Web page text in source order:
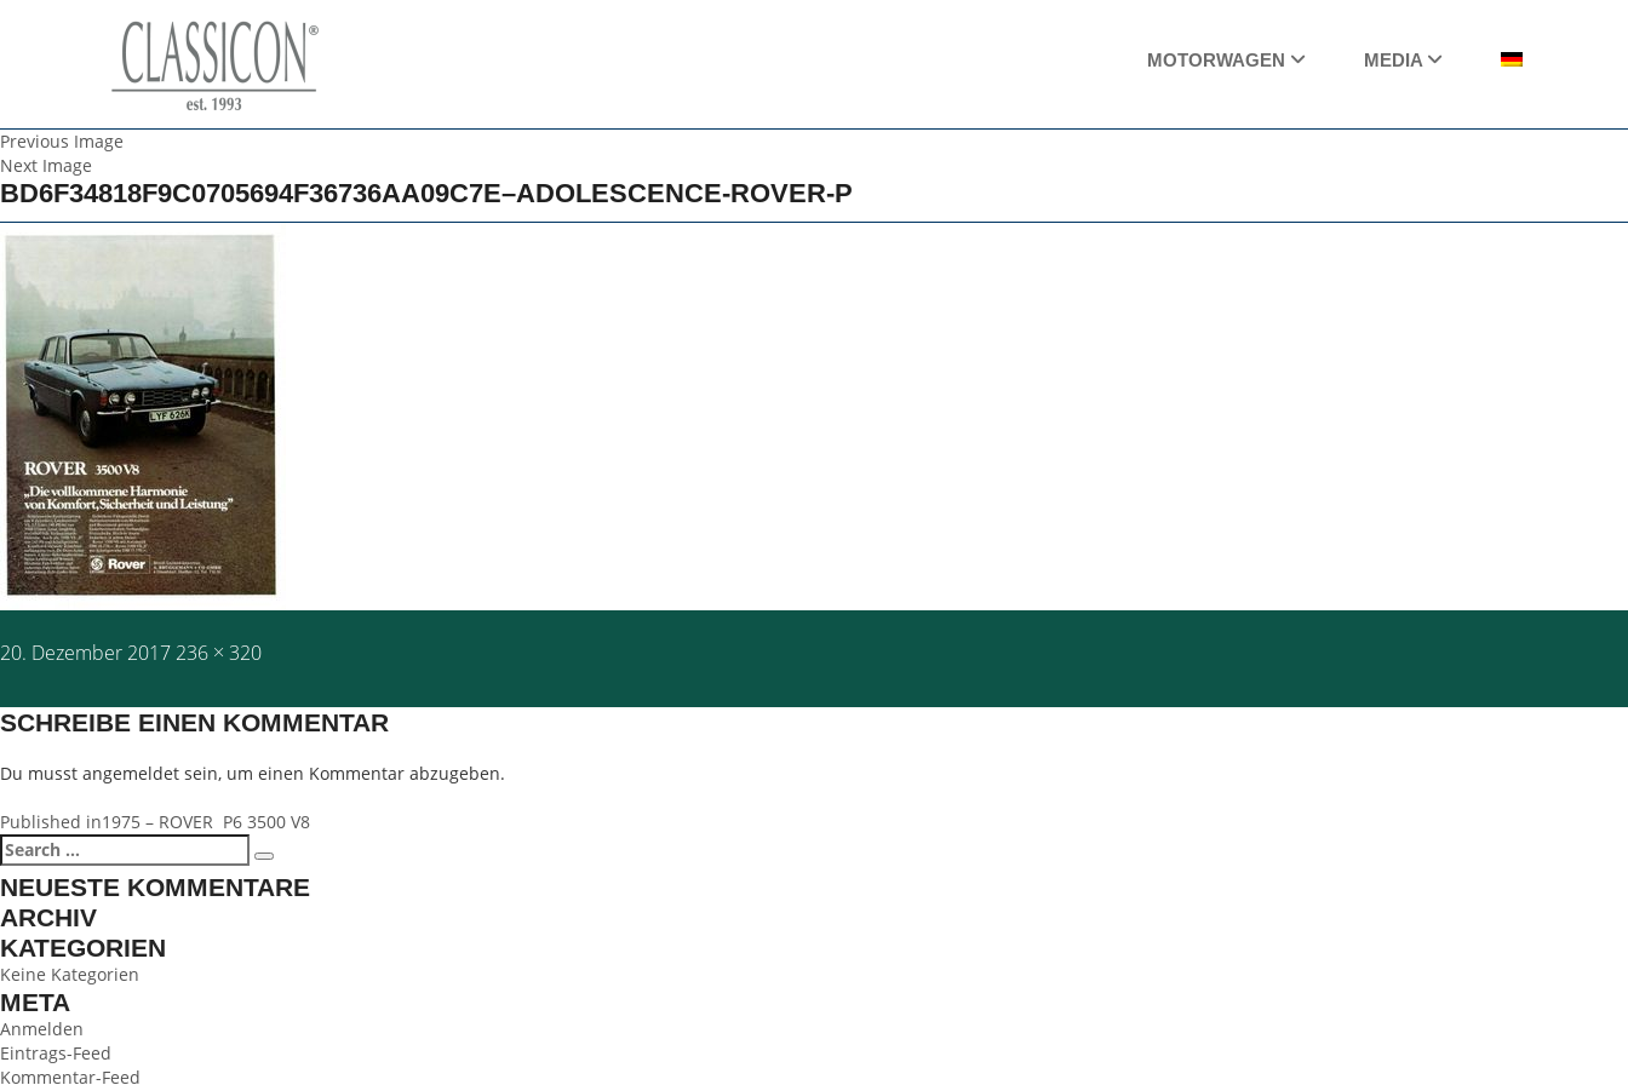
MOTORWAGEN MEDIA
Previous Image
Next Image
BD6F34818F9C0705694F36736AA09C7E–ADOLESCENCE-ROVER-P
Posted
20. Dezember 2017 Full
236 × 320
SCHREIBE EINEN KOMMENTAR
Du musst angemeldet sein, um einen Kommentar abzugeben.
BEITRAGSNAVIGATION
Published in1975 – ROVER P6 3500 V8
Search
for:
Search
NEUESTE KOMMENTARE
ARCHIV
KATEGORIEN
Keine Kategorien
META
Anmelden
Eintrags-Feed
Kommentar-Feed